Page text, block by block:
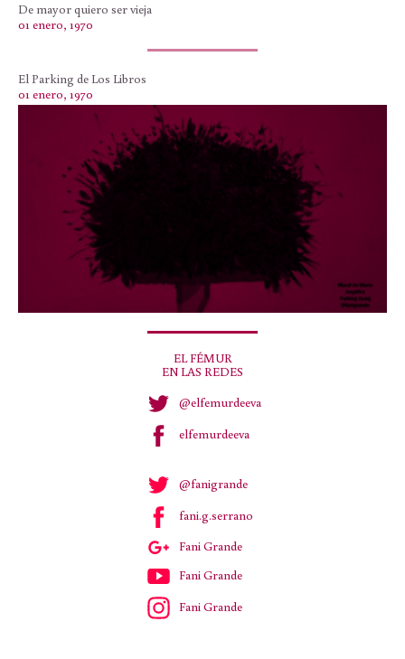
De mayor quiero ser vieja
01 enero, 1970
El Parking de Los Libros
01 enero, 1970
EL FÉMUR
EN LAS REDES
@elfemurdeeva
elfemurdeeva
@fanigrande
fani.g.serrano
Fani Grande
Fani Grande
Fani Grande